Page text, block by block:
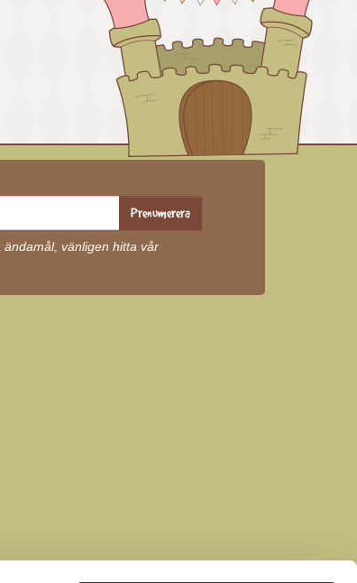
Prenumerera
vänligen hitta vår